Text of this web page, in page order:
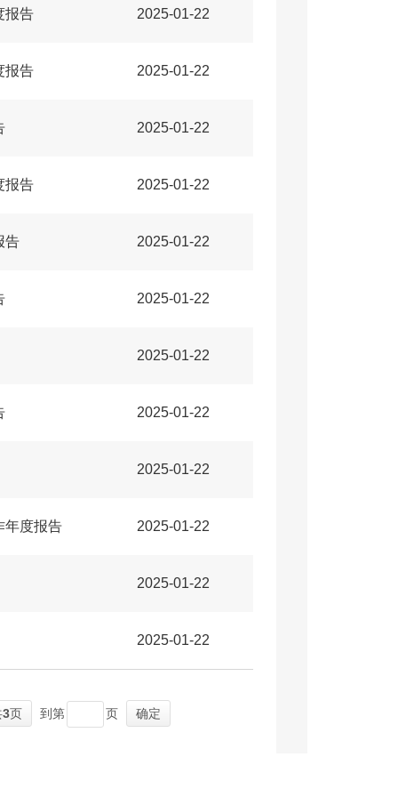
报告 2025-01-22
报告 2025-01-22
2025-01-22
报告 2025-01-22
告 2025-01-22
2025-01-22
2025-01-22
2025-01-22
2025-01-22
年度报告 2025-01-22
2025-01-22
2025-01-22
3页 到第 页 确定